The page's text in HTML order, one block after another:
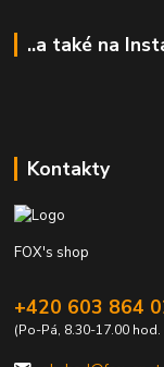
..a také na
Kontakty
FOX's shop
+420 603 864
(Po-Pá, 8.30-17.00